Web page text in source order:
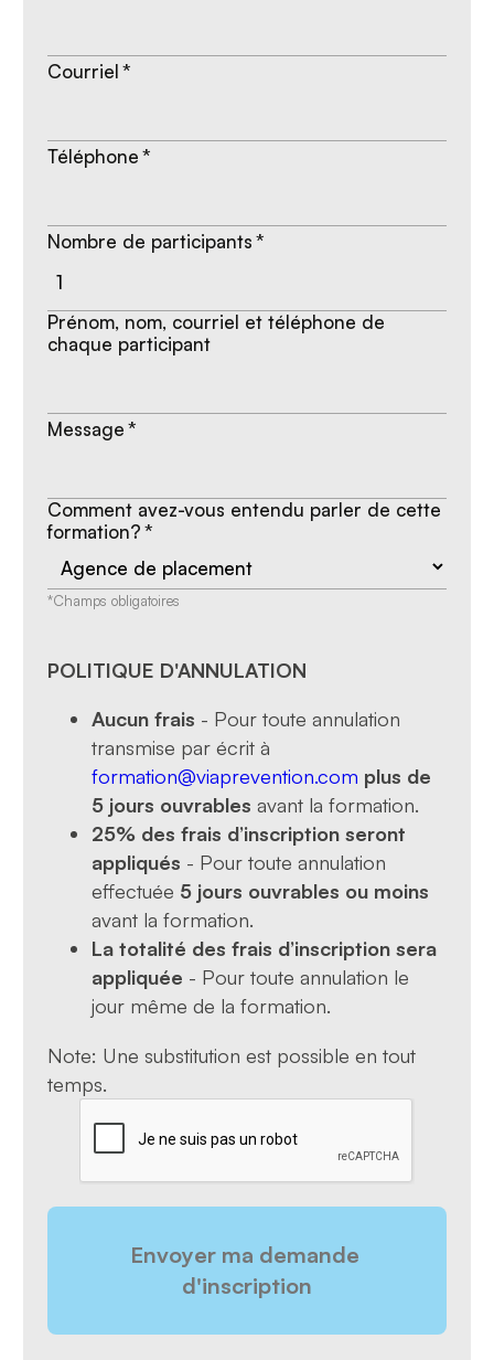
Courriel *
Téléphone *
Nombre de participants *
Prénom, nom, courriel et téléphone de
chaque participant
Message *
Comment avez-vous entendu parler de cette
formation? *
*Champs obligatoires
POLITIQUE D'ANNULATION
Aucun frais - Pour toute annulation
transmise par écrit à
formation@viaprevention.com plus de
5 jours ouvrables avant la formation.
25% des frais d’inscription seront
appliqués - Pour toute annulation
effectuée 5 jours ouvrables ou moins
avant la formation.
La totalité des frais d’inscription sera
appliquée - Pour toute annulation le
jour même de la formation.
Note: Une substitution est possible en tout
temps.
CAPTCHA